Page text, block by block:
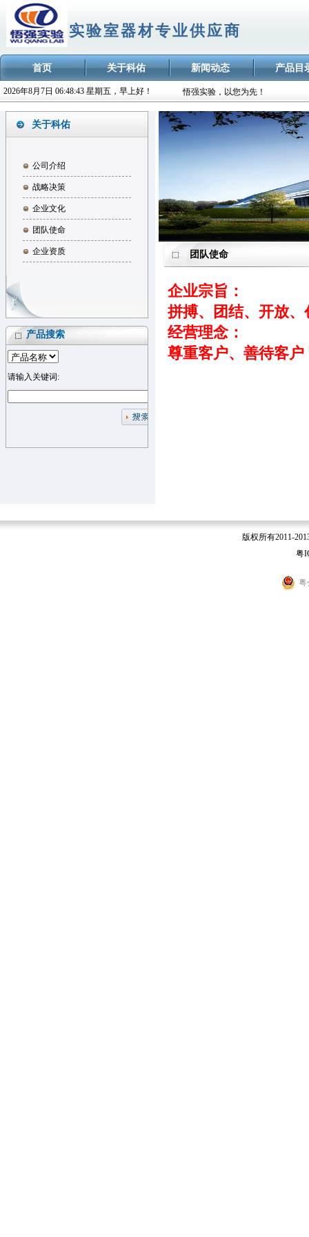
实验室器材专业供应商
首页 关于科佑 新闻动态 产品目
2026年8月7日 06:48:43 星期五，早上好！
广州市悟强实验器材-专业的实验
悟强实验，以您为先！
欢迎访问广州市悟强实验器材有限
广州市悟强实验器材-专业的实验
关于科佑
公司介绍
战略决策
企业文化
团队使命
企业资质
产品搜索
请输入关键词:
团队使命
企业宗旨：
拼搏、团结、开放
经营理念：
尊重客户、善待客
版权所有2011-
粤
粤